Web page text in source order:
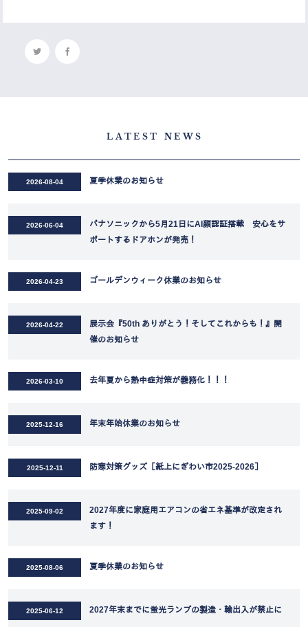
LATEST NEWS
2026-08-04 夏季休業のお知らせ
2026-06-04
パナソニックから5月21日にAI顔認証搭載 安心をサ
ポートするドアホンが発売！
2026-04-23 ゴールデンウィーク休業のお知らせ
2026-04-22
展示会『50th ありがとう！そしてこれからも！』開
催のお知らせ
2026-03-10 去年夏から熱中症対策が義務化！！！
2025-12-16 年末年始休業のお知らせ
2025-12-11 防寒対策グッズ［紙上にぎわい市2025-2026］
2025-09-02
2027年度に家庭用エアコンの省エネ基準が改定され
ます！
2025-08-06 夏季休業のお知らせ
2025-06-12 2027年末までに蛍光ランプの製造・輸出入が禁止に